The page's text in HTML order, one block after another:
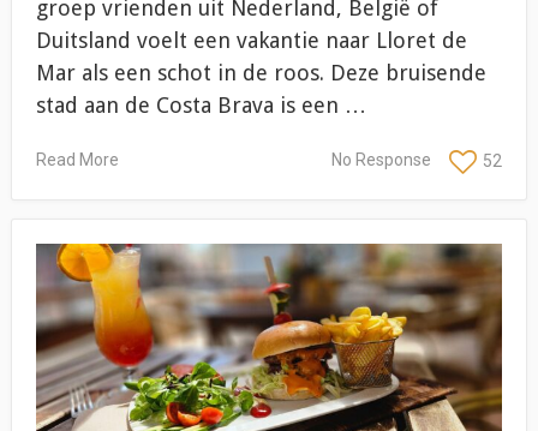
groep vrienden uit Nederland, België of
Duitsland voelt een vakantie naar Lloret de
Mar als een schot in de roos. Deze bruisende
stad aan de Costa Brava is een …
Read More 52
No Response